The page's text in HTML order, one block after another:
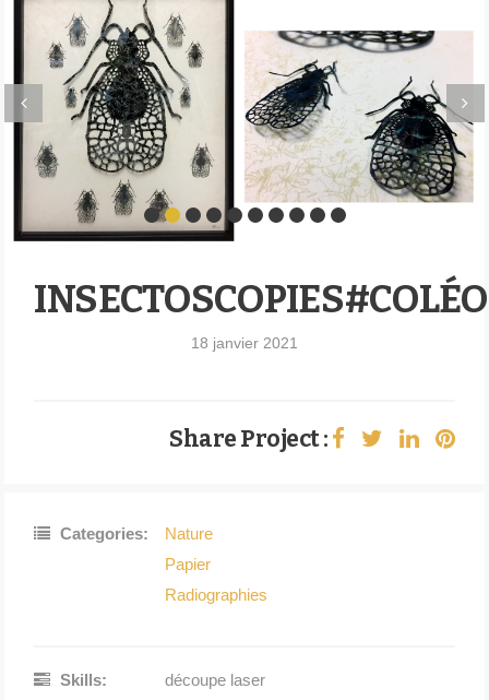
18 janvier 2021
Share Project :
Categories:
Nature
Papier
Radiographies
Skills:
découpe laser